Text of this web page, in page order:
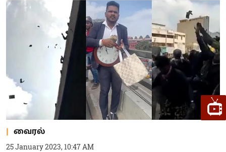
வைரல்
25 January 2023, 10:47 AM